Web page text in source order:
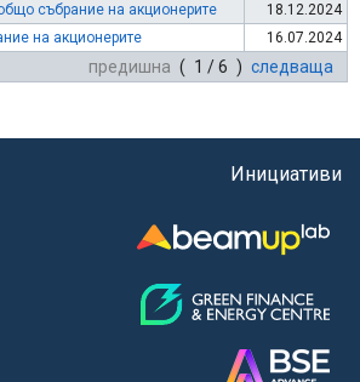
събрание на акционерите
18.12.2024
на акционерите
16.07.2024
предишна ( 1 / 6 ) следваща
Инициативи